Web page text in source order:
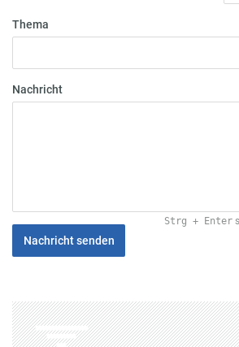
Thema
Nachricht
Strg + Enter
Nachricht senden